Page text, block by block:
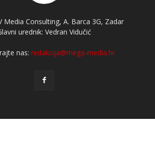
Media Consulting, A. Barca 3G, Zadar
urednik: Vedran Vidučić
nas:redakcija@mega-media.hr